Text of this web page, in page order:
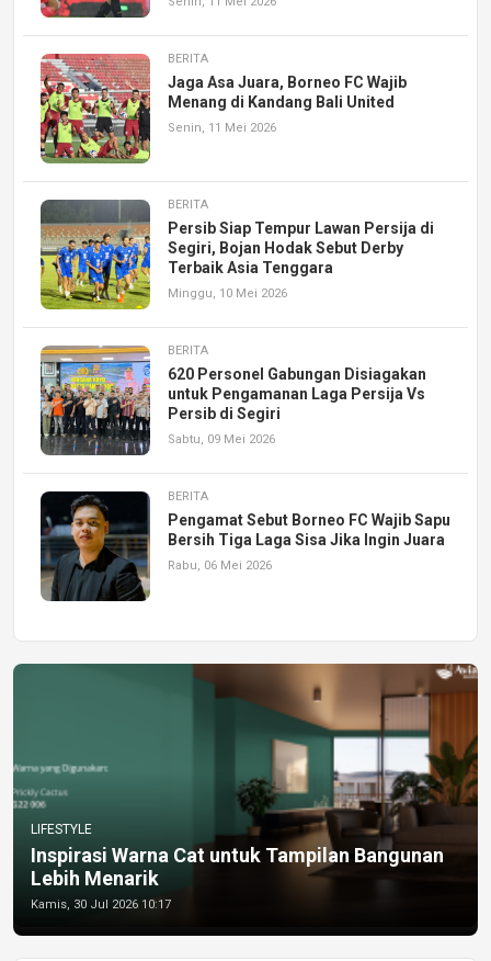
BERITA
Jaga Asa Juara, Borneo FC Wajib
Menang di Kandang Bali United
Senin, 11 Mei 2026
BERITA
Persib Siap Tempur Lawan Persija di
Segiri, Bojan Hodak Sebut Derby
Terbaik Asia Tenggara
Minggu, 10 Mei 2026
BERITA
620 Personel Gabungan Disiagakan
untuk Pengamanan Laga Persija Vs
Persib di Segiri
Sabtu, 09 Mei 2026
BERITA
Pengamat Sebut Borneo FC Wajib Sapu
Bersih Tiga Laga Sisa Jika Ingin Juara
Rabu, 06 Mei 2026
LIFESTYLE
Inspirasi Warna Cat untuk Tampilan Bangunan
Lebih Menarik
Kamis, 30 Jul 2026 10:17